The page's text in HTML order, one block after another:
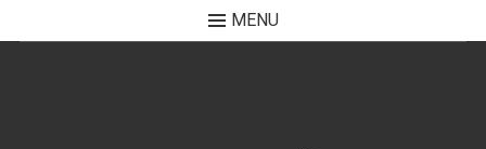
MENU